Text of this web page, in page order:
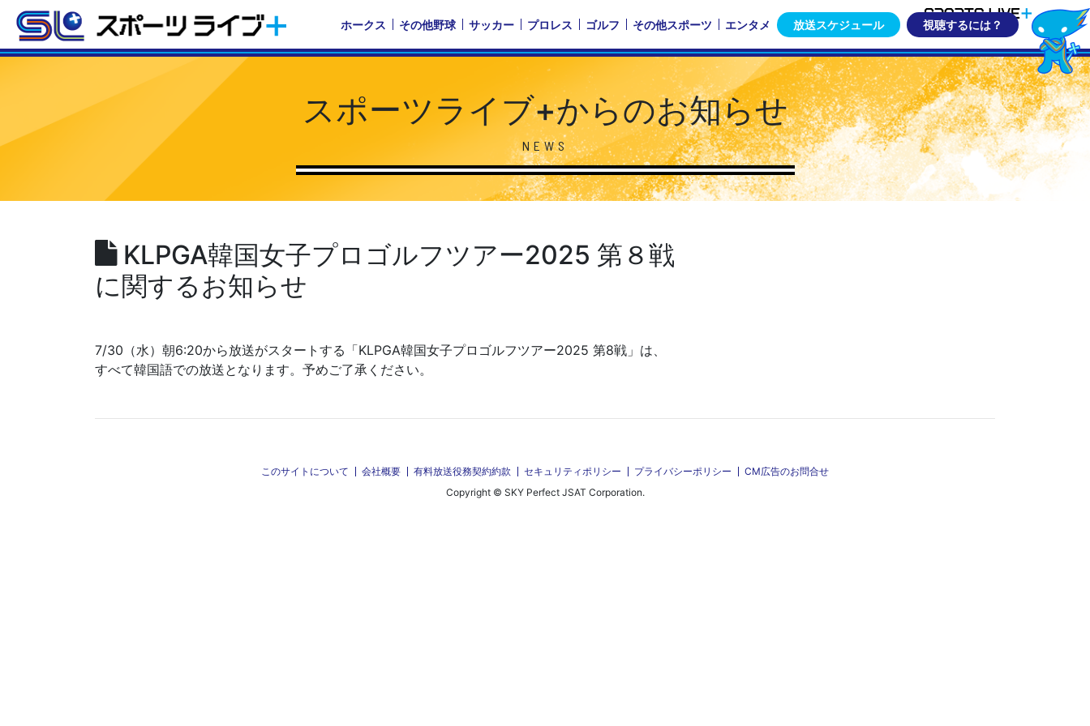
ホークス その他野球 サッカー プロレス ゴルフ その他スポーツ エンタメ 放送スケジュール 視聴するには？
スポーツライブ+からのお知らせ
NEWS
KLPGA韓国女子プロゴルフツアー2025 第８戦
に関するお知らせ
7/30（水）朝6:20から放送がスタートする「KLPGA韓国女子プロゴルフツアー2025 第8戦」は、
すべて韓国語での放送となります。予めご了承ください。
このサイトについて 会社概要 有料放送役務契約約款 セキュリティポリシー プライバシーポリシー
CM広告のお問合せ
Copyright © SKY Perfect JSAT Corporation.